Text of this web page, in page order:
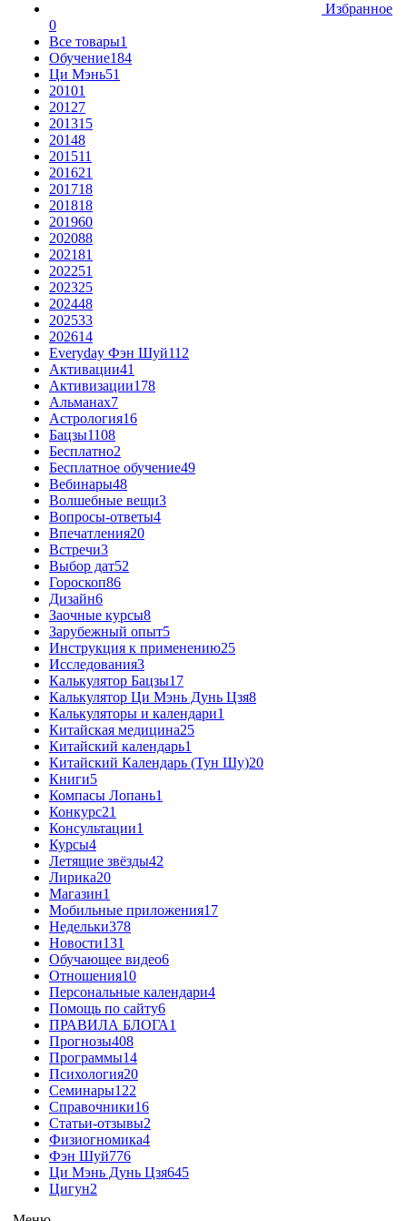
Избранное
0
Все товары1
Обучение184
Ци Мэнь51
20101
20127
201315
20148
201511
201621
201718
201818
201960
202088
202181
202251
202325
202448
202533
202614
Everyday Фэн Шуй112
Активации41
Активизации178
Альманах7
Астрология16
Бацзы1108
Бесплатно2
Бесплатное обучение49
Вебинары48
Волшебные вещи3
Вопросы-ответы4
Впечатления20
Встречи3
Выбор дат52
Гороскоп86
Дизайн6
Заочные курсы8
Зарубежный опыт5
Инструкция к применению25
Исследования3
Калькулятор Бацзы17
Калькулятор Ци Мэнь Дунь Цзя8
Калькуляторы и календари1
Китайская медицина25
Китайский календарь1
Китайский Календарь (Тун Шу)20
Книги5
Компасы Лопань1
Конкурс21
Консультации1
Курсы4
Летящие звёзды42
Лирика20
Магазин1
Мобильные приложения17
Недельки378
Новости131
Обучающее видео6
Отношения10
Персональные календари4
Помощь по сайту6
ПРАВИЛА БЛОГА1
Прогнозы408
Программы14
Психология20
Семинары122
Справочники16
Статьи-отзывы2
Физиогномика4
Фэн Шуй776
Ци Мэнь Дунь Цзя645
Цигун2